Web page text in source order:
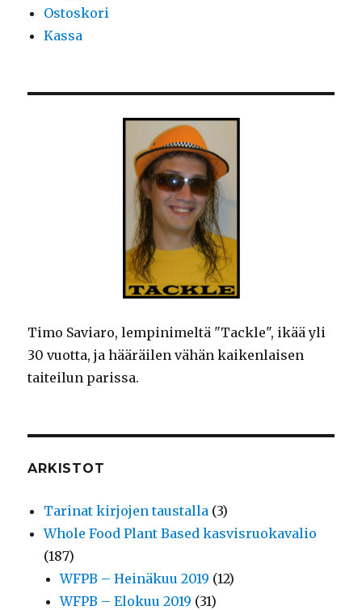
Ostoskori
Kassa
Timo Saviaro, lempinimeltä "Tackle", ikää yli
30 vuotta, ja hääräilen vähän kaikenlaisen
taiteilun parissa.
ARKISTOT
Tarinat kirjojen taustalla (3)
Whole Food Plant Based kasvisruokavalio
(187)
WFPB – Heinäkuu 2019 (12)
WFPB – Elokuu 2019 (31)